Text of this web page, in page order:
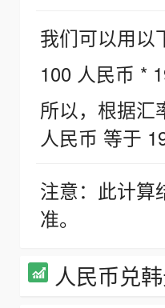
我们可以用以
100 人民币 *
所以，根据汇
人民币 等于
注意：此计算
准。
人民币兑